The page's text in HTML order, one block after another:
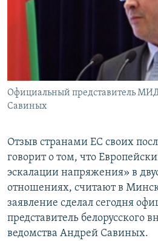
РАСПИСАНИЕ ВЕЩАНИЯ
ПОДПИШИТЕСЬ НА РАССЫЛКУ
СОЦИАЛЬНЫЕ СЕТИ
Все сайты РСЕ/РС
Официальный представитель
Савиных
Отзыв странами ЕС своих
говорит о том, что
эскалации напряжения» в
отношениях, считают в
заявление сделал сегодня
представитель белорусского
ведомства Андрей Савиных.